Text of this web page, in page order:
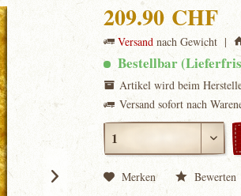
209.90 CHF
Versand nach Gewicht |
Bestellbar
Artikel wird beim
Versand sofort nach
Merken Bewerten